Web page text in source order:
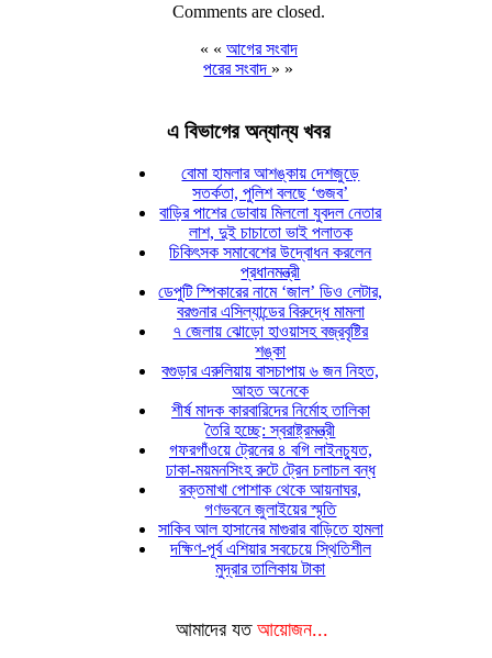
Comments are closed.
« « আগের সংবাদ
পরের সংবাদ » »
এ বিভাগের অন্যান্য খবর
বোমা হামলার আশঙ্কায় দেশজুড়ে
সতর্কতা, পুলিশ বলছে ‘গুজব’
বাড়ির পাশের ডোবায় মিললো যুবদল নেতার
লাশ, দুই চাচাতো ভাই পলাতক
চিকিৎসক সমাবেশের উদ্বোধন করলেন
প্রধানমন্ত্রী
ডেপুটি স্পিকারের নামে ‘জাল’ ডিও লেটার,
বরগুনার এসিল্যান্ডের বিরুদ্ধে মামলা
৭ জেলায় ঝোড়ো হাওয়াসহ বজ্রবৃষ্টির
শঙ্কা
বগুড়ার এরুলিয়ায় বাসচাপায় ৬ জন নিহত,
আহত অনেকে
শীর্ষ মাদক কারবারিদের নির্মোহ তালিকা
তৈরি হচ্ছে: স্বরাষ্ট্রমন্ত্রী
গফরগাঁওয়ে ট্রেনের ৪ বগি লাইনচ্যুত,
ঢাকা-ময়মনসিংহ রুটে ট্রেন চলাচল বন্ধ
রক্তমাখা পোশাক থেকে আয়নাঘর,
গণভবনে জুলাইয়ের স্মৃতি
সাকিব আল হাসানের মাগুরার বাড়িতে হামলা
দক্ষিণ-পূর্ব এশিয়ার সবচেয়ে স্থিতিশীল
মুদ্রার তালিকায় টাকা
আমাদের যত আয়োজন...